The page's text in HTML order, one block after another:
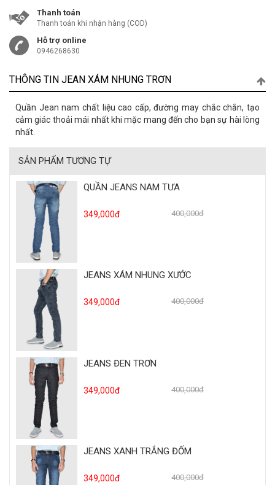
Thanh toán
Thanh toán khi nhận hàng (COD)
Hỗ trợ online
0946268630
THÔNG TIN JEAN XÁM NHUNG TRƠN
Quần Jean nam chất liệu cao cấp, đường may chắc chắn, tạo
cảm giác thoải mái nhất khi mặc mang đến cho bạn sự hài lòng
nhất.
SẢN PHẨM TƯƠNG TỰ
QUẦN JEANS NAM TƯA
349,000đ 400,000đ
JEANS XÁM NHUNG XƯỚC
349,000đ 400,000đ
JEANS ĐEN TRƠN
349,000đ 400,000đ
JEANS XANH TRẮNG ĐỐM
349,000đ 400,000đ